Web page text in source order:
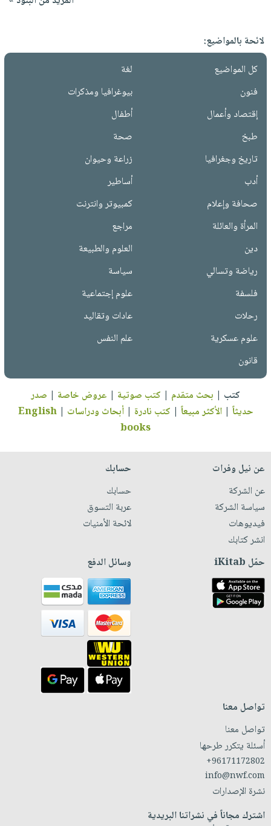
لائحة بالمواضيع:
كل المواضيع
لغة
فنون
بيوغرافيا ومذكرات
إقتصاد وأعمال
أطفال
طبخ
صحة
تاريخ وجغرافيا
زراعة وحيوان
أدب
أساطير
صحافة وإعلام
كمبيوتر وانترنت
المرأة والعائلة
مراجع
دين
العلوم والطبيعة
رياضة وتسالي
سياسة
فلسفة
علوم إجتماعية
رحلات
عادات وتقاليد
علوم عسكرية
علم النفس
قانون
كتب | بحث متقدم | كتب صوتية | عروض خاصة | صدر
حديثاً |الأكثر مبيعاً | كتب نادرة |أبحاث ودراسات |
English
books
عن نيل وفرات
عن الشركة
سياسة الشركة
فيديوهات
انشر كتابك
حسابك
حسابك
عربة التسوق
لائحة الأمنيات
حمّل iKitab وسائل الدفع
تواصل معنا
تواصل معنا
أسئلة يتكرر طرحها
+96171172802
info@nwf.com
نشرة الإصدارات
اشترك مجاناً في نشراتنا البريدية